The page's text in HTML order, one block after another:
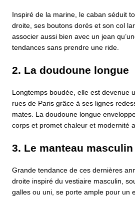
Inspiré de la marine, le caban séduit
droite, ses boutons dorés et son col
associer aussi bien avec un jean
tendances sans prendre une ride.
2. La doudoune longue
Longtemps boudée, elle est devenue
rues de Paris grâce à ses lignes
mates. La doudoune longue
corps et promet chaleur et modernité
3. Le manteau
Grande tendance de ces dernières
droite inspiré du vestiaire masculin,
galles ou uni, se porte ample pour un